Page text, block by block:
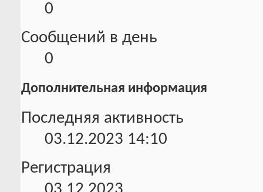
0
Сообщений в день
0
Дополнительная информация
Последняя активность
03.12.2023 14:10
Регистрация